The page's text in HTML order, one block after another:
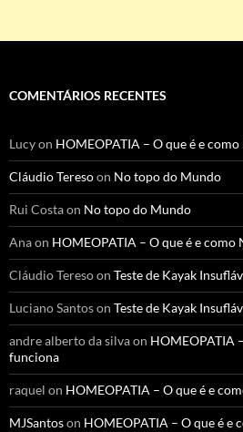
COMENTÁRIOS RECENTES
Lucyon HOMEOPATIA – O que é e
Cláudio Teresoon No topo do Mundo
Rui Costaon No topo do Mundo
Anaon HOMEOPATIA – O que é e
Cláudio Teresoon Teste de Kayak
Luciano Santoson Teste de Kayak
andre alberto da silvaon HOMEOPATIA
funciona
raquel on HOMEOPATIA – O que é e
MJSantoson HOMEOPATIA – O que é e